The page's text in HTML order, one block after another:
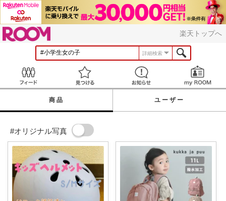
楽天トップへ
詳細検索
見つける お知らせ
商品 ユーザー
#オリジナル写真